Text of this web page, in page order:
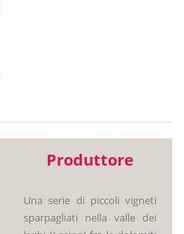
Produttore
Una serie di piccoli vigneti
sparpagliati nella valle dei